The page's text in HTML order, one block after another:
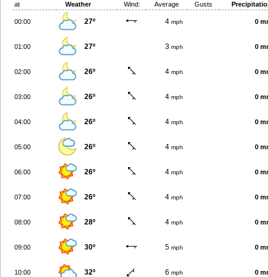
at Weather Wind: Average Gusts
00:00 27º 4 mph 0
01:00 27º 3 mph 0
02:00 26º 4 mph 0
03:00 26º 4 mph 0
04:00 26º 4 mph 0
05:00 26º 4 mph 0
06:00 26º 4 mph 0
07:00 26º 4 mph 0
08:00 28º 4 mph 0
09:00 30º 5 mph 0
10:00 32º 6 mph 0